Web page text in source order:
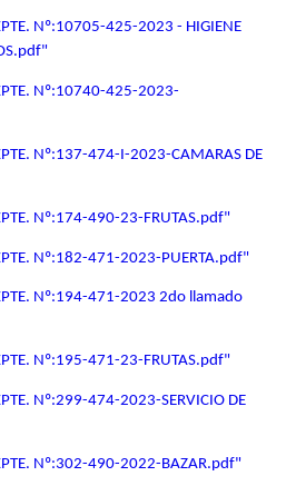
Nº:10705-425-2023 - HIGIENE
Nº:10740-425-2023-
Nº:137-474-I-2023-CAMARAS DE
Nº:174-490-23-FRUTAS.pdf"
Nº:182-471-2023-PUERTA.pdf"
Nº:194-471-2023 2do llamado
Nº:195-471-23-FRUTAS.pdf"
Nº:299-474-2023-SERVICIO DE
Nº:302-490-2022-BAZAR.pdf"